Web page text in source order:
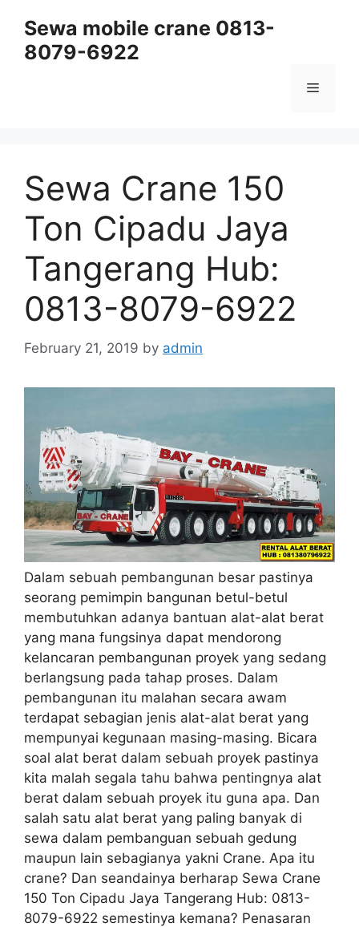
content
Sewa mobile crane 0813-
8079-6922
Menu
Sewa Crane 150
Ton Cipadu Jaya
Tangerang Hub:
0813-8079-6922
February 21, 2019 by admin
Dalam sebuah pembangunan besar pastinya
seorang pemimpin bangunan betul-betul
membutuhkan adanya bantuan alat-alat berat
yang mana fungsinya dapat mendorong
kelancaran pembangunan proyek yang sedang
berlangsung pada tahap proses. Dalam
pembangunan itu malahan secara awam
terdapat sebagian jenis alat-alat berat yang
mempunyai kegunaan masing-masing. Bicara
soal alat berat dalam sebuah proyek pastinya
kita malah segala tahu bahwa pentingnya alat
berat dalam sebuah proyek itu guna apa. Dan
salah satu alat berat yang paling banyak di
sewa dalam pembanguan sebuah gedung
maupun lain sebagianya yakni Crane. Apa itu
crane? Dan seandainya berharap Sewa Crane
150 Ton Cipadu Jaya Tangerang Hub: 0813-
8079-6922 semestinya kemana? Penasaran